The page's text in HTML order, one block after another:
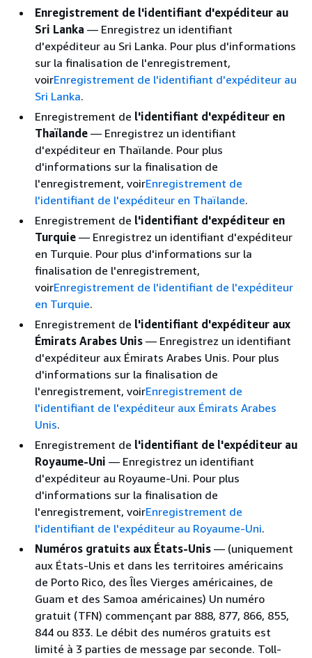
Enregistrement de l'identifiant d'expéditeur au
Sri Lanka — Enregistrez un identifiant
d'expéditeur au Sri Lanka. Pour plus d'informations
sur la finalisation de l'enregistrement,
voirEnregistrement de l'identifiant d'expéditeur au
Sri Lanka.
Enregistrement de l'identifiant d'expéditeur en
Thaïlande — Enregistrez un identifiant
d'expéditeur en Thaïlande. Pour plus
d'informations sur la finalisation de
l'enregistrement, voirEnregistrement de
l'identifiant de l'expéditeur en Thaïlande.
Enregistrement de l'identifiant d'expéditeur en
Turquie — Enregistrez un identifiant d'expéditeur
en Turquie. Pour plus d'informations sur la
finalisation de l'enregistrement,
voirEnregistrement de l'identifiant de l'expéditeur
en Turquie.
Enregistrement de l'identifiant d'expéditeur aux
Émirats Arabes Unis — Enregistrez un identifiant
d'expéditeur aux Émirats Arabes Unis. Pour plus
d'informations sur la finalisation de
l'enregistrement, voirEnregistrement de
l'identifiant de l'expéditeur aux Émirats Arabes
Unis.
Enregistrement de l'identifiant de l'expéditeur au
Royaume-Uni — Enregistrez un identifiant
d'expéditeur au Royaume-Uni. Pour plus
d'informations sur la finalisation de
l'enregistrement, voirEnregistrement de
l'identifiant de l'expéditeur au Royaume-Uni.
Numéros gratuits aux États-Unis — (uniquement
aux États-Unis et dans les territoires américains
de Porto Rico, des Îles Vierges américaines, de
Guam et des Samoa américaines) Un numéro
gratuit (TFN) commençant par 888, 877, 866, 855,
844 ou 833. Le débit des numéros gratuits est
limité à 3 parties de message par seconde. Toll-